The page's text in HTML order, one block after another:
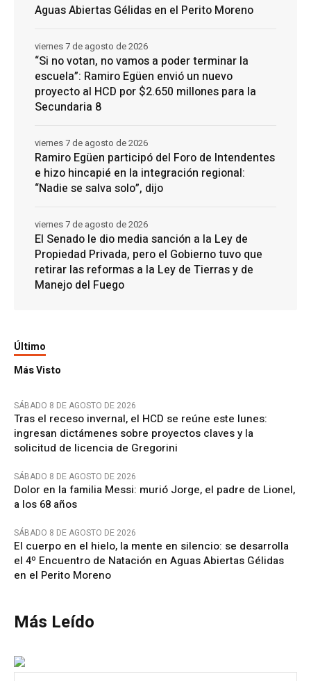
Aguas Abiertas Gélidas en el Perito Moreno
“Si no votan, no vamos a poder terminar la
escuela”: Ramiro Egüen envió un nuevo
proyecto al HCD por $2.650 millones para la
Secundaria 8
viernes 7 de agosto de 2026
Ramiro Egüen participó del Foro de Intendentes
e hizo hincapié en la integración regional:
“Nadie se salva solo”, dijo
viernes 7 de agosto de 2026
El Senado le dio media sanción a la Ley de
Propiedad Privada, pero el Gobierno tuvo que
retirar las reformas a la Ley de Tierras y de
Manejo del Fuego
viernes 7 de agosto de 2026
Último
Más Visto
SÁBADO 8 DE AGOSTO DE 2026
Tras el receso invernal, el HCD se reúne este lunes:
ingresan dictámenes sobre proyectos claves y la
solicitud de licencia de Gregorini
SÁBADO 8 DE AGOSTO DE 2026
Dolor en la familia Messi: murió Jorge, el padre de Lionel,
a los 68 años
SÁBADO 8 DE AGOSTO DE 2026
El cuerpo en el hielo, la mente en silencio: se desarrolla
el 4º Encuentro de Natación en Aguas Abiertas Gélidas
en el Perito Moreno
Más Leído